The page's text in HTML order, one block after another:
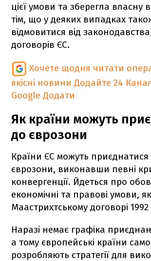
цієї умови та зберегла власну
тім, що у деяких випадках
відмовитися від
договорів ЄС.
Хочете щодня читати
якісні новини Додайте 24
Google Додати
Як країни можуть
до єврозони
Країни ЄС можуть приєднатися
єврозони, виконавши певні
конвергенції. Йдеться про
економічні та правові умови,
Маастрихтському договорі 1992
Наразі немає графіка
а тому європейські країни
розробляють стратегії для